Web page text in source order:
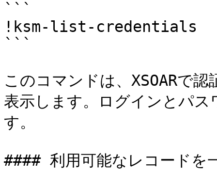
```
!ksm-list-credentials
```
このコマンドは、XSOARで
表示します。ログインとパ
す。
#### 利用可能なレコードを